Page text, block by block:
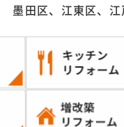
墨田区、江東区、